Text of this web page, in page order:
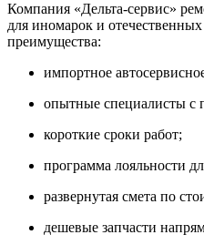
Компания «Дельта-сервис»
для иномарок и
преимущества:
импортное
опытные специалисты с
короткие сроки работ;
программа лояльности
развернутая смета по
дешевые запчасти